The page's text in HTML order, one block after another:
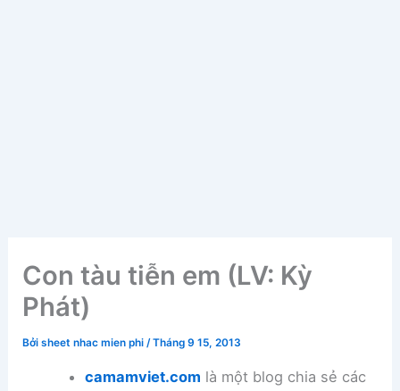
Con tàu tiễn em (LV: Kỳ
Phát)
Bởisheet nhac mien phi/Tháng 9 15, 2013
camamviet.com là một blog chia sẻ các